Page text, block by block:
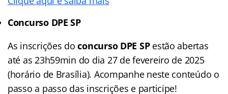
Concurso DPE SP
As inscrições doconcurso DPE SPestão abertas
até as 23h59min do dia 27 de fevereiro de 2025
(horário de Brasília). Acompanhe neste conteúdo o
passo a passo das inscrições e participe!